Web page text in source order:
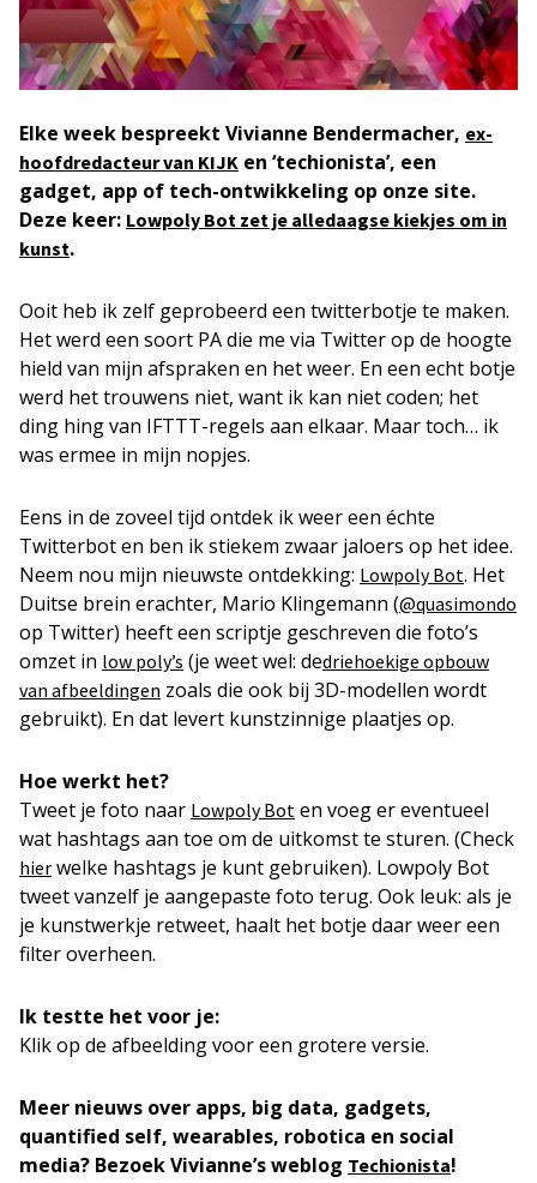
Elke week bespreekt Vivianne Bendermacher, ex-
hoofdredacteur van KIJK en ‘techionista’, een
gadget, app of tech-ontwikkeling op onze site.
Deze keer: Lowpoly Bot zet je alledaagse kiekjes om in
kunst.
Ooit heb ik zelf geprobeerd een twitterbotje te maken.
Het werd een soort PA die me via Twitter op de hoogte
hield van mijn afspraken en het weer. En een echt botje
werd het trouwens niet, want ik kan niet coden; het
ding hing van IFTTT-regels aan elkaar. Maar toch… ik
was ermee in mijn nopjes.
Eens in de zoveel tijd ontdek ik weer een échte
Twitterbot en ben ik stiekem zwaar jaloers op het idee.
Neem nou mijn nieuwste ontdekking: Lowpoly Bot. Het
Duitse brein erachter, Mario Klingemann (@quasimondo
op Twitter) heeft een scriptje geschreven die foto’s
omzet in low poly’s (je weet wel: dedriehoekige opbouw
van afbeeldingen zoals die ook bij 3D-modellen wordt
gebruikt). En dat levert kunstzinnige plaatjes op.
Hoe werkt het?
Tweet je foto naar Lowpoly Bot en voeg er eventueel
wat hashtags aan toe om de uitkomst te sturen. (Check
hier welke hashtags je kunt gebruiken). Lowpoly Bot
tweet vanzelf je aangepaste foto terug. Ook leuk: als je
je kunstwerkje retweet, haalt het botje daar weer een
filter overheen.
Ik testte het voor je:
Klik op de afbeelding voor een grotere versie.
Meer nieuws over apps, big data, gadgets,
quantified self, wearables, robotica en social
media? Bezoek Vivianne’s weblog Techionista!